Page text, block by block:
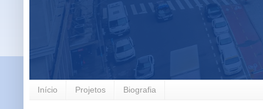
Início Projetos Biografia